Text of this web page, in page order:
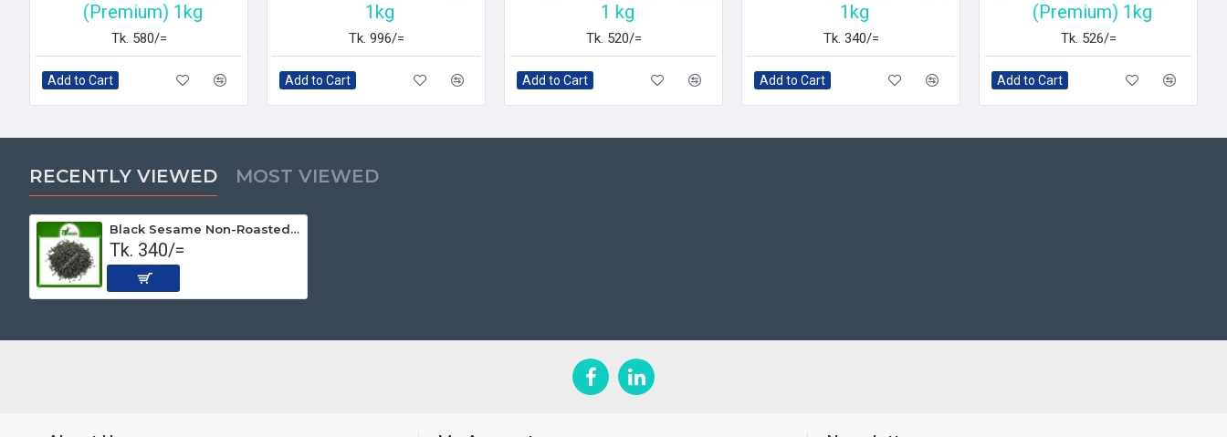
(Premium) 1kg
Tk. 580/=
Add to Cart
1kg
Tk. 996/=
Add to Cart
1 kg
Tk. 520/=
Add to Cart
1kg
Tk. 340/=
Add to Cart
(Premium) 1kg
Tk. 526/=
Add to Cart
RECENTLY VIEWED MOST VIEWED
Black Sesame Non-Roasted (Premium) 1kg
Tk. 340/=